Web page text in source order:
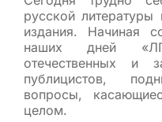
русской литературы
издания. Начиная
наших дней
отечественных и
публицистов,
вопросы,
целом.